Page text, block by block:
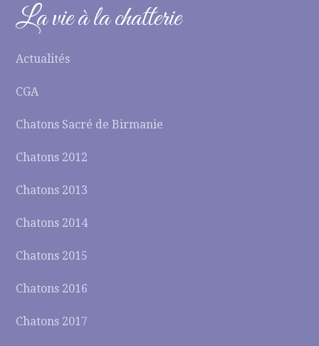
La vie à la chatterie
Actualités
CGA
Chatons Sacré de Birmanie
Chatons 2012
Chatons 2013
Chatons 2014
Chatons 2015
Chatons 2016
Chatons 2017